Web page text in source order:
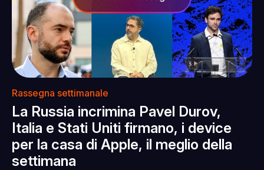
Rassegna settimanale
La Russia incrimina Pavel Durov,
Italia e Stati Uniti firmano, i device
per la casa di Apple, il meglio della
settimana